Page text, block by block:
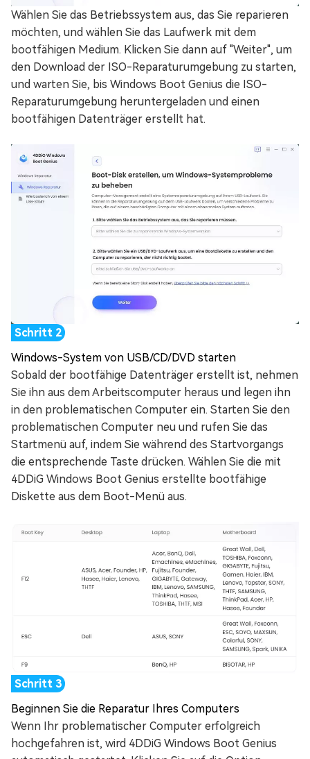
Wählen Sie das Betriebssystem aus, das Sie reparieren
möchten, und wählen Sie das Laufwerk mit dem
bootfähigen Medium. Klicken Sie dann auf "Weiter", um
den Download der ISO-Reparaturumgebung zu starten,
und warten Sie, bis Windows Boot Genius die ISO-
Reparaturumgebung heruntergeladen und einen
bootfähigen Datenträger erstellt hat.
Windows-System von USB/CD/DVD starten
Sobald der bootfähige Datenträger erstellt ist, nehmen
Sie ihn aus dem Arbeitscomputer heraus und legen ihn
in den problematischen Computer ein. Starten Sie den
problematischen Computer neu und rufen Sie das
Startmenü auf, indem Sie während des Startvorgangs
die entsprechende Taste drücken. Wählen Sie die mit
4DDiG Windows Boot Genius erstellte bootfähige
Diskette aus dem Boot-Menü aus.
Beginnen Sie die Reparatur Ihres Computers
Wenn Ihr problematischer Computer erfolgreich
hochgefahren ist, wird 4DDiG Windows Boot Genius